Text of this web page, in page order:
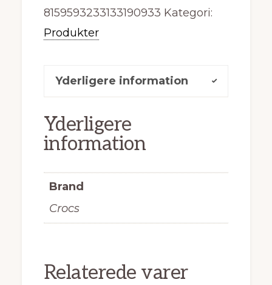
8159593233133190933 Kategori:
Produkter
Yderligere information
Yderligere
information
Brand
Crocs
Relaterede varer